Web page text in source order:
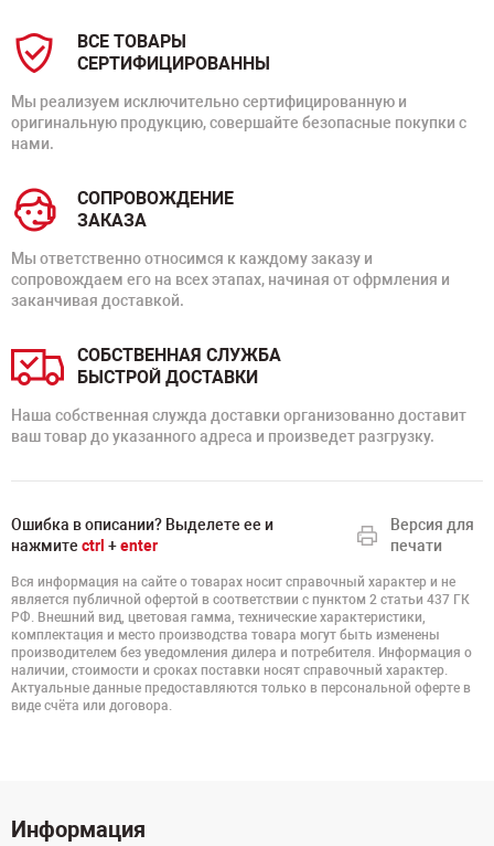
ВСЕ ТОВАРЫ
СЕРТИФИЦИРОВАННЫ
Мы реализуем исключительно сертифицированную и
оригинальную продукцию, совершайте безопасные покупки с
нами.
СОПРОВОЖДЕНИЕ
ЗАКАЗА
Мы ответственно относимся к каждому заказу и
сопровождаем его на всех этапах, начиная от офрмления и
заканчивая доставкой.
СОБСТВЕННАЯ СЛУЖБА
БЫСТРОЙ ДОСТАВКИ
Наша собственная служда доставки организованно доставит
ваш товар до указанного адреса и произведет разгрузку.
Ошибка в описании? Выделете ее и
нажмите ctrl +enter
Версия для
печати
Вся информация на сайте о товарах носит справочный характер и не
является публичной офертой в соответствии с пунктом 2 статьи 437 ГК
РФ. Внешний вид, цветовая гамма, технические характеристики,
комплектация и место производства товара могут быть изменены
производителем без уведомления дилера и потребителя. Информация о
наличии, стоимости и сроках поставки носят справочный характер.
Актуальные данные предоставляются только в персональной оферте в
виде счёта или договора.
Информация